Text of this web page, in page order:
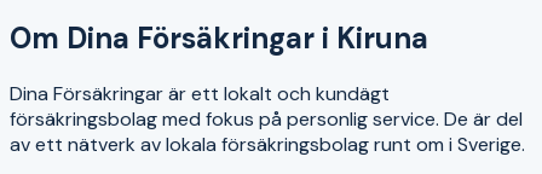
Om Dina Försäkringar i Kiruna
Dina Försäkringar är ett lokalt och kundägt
försäkringsbolag med fokus på personlig service. De är del
av ett nätverk av lokala försäkringsbolag runt om i Sverige.